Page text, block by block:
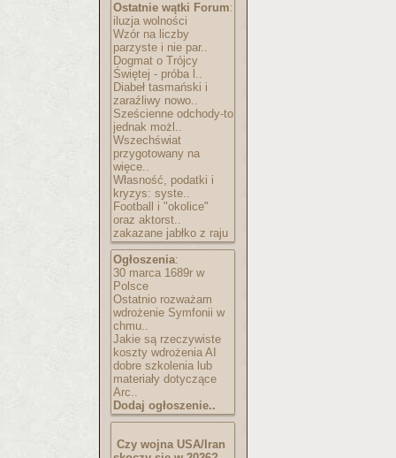
Ostatnie wątki Forum:
iluzja wolności
Wzór na liczby
parzyste i nie par..
Dogmat o Trójcy
Świętej - próba l..
Diabeł tasmański i
zaraźliwy nowo..
Sześcienne odchody-to
jednak możl..
Wszechświat
przygotowany na
więce..
Własność, podatki i
kryzys: syste..
Football i "okolice"
oraz aktorst..
zakazane jabłko z raju
Ogłoszenia:
30 marca 1689r w
Polsce
Ostatnio rozważam
wdrożenie Symfonii w
chmu..
Jakie są rzeczywiste
koszty wdrożenia AI
dobre szkolenia lub
materiały dotyczące
Arc..
Dodaj ogłoszenie..
Czy wojna USA/Iran